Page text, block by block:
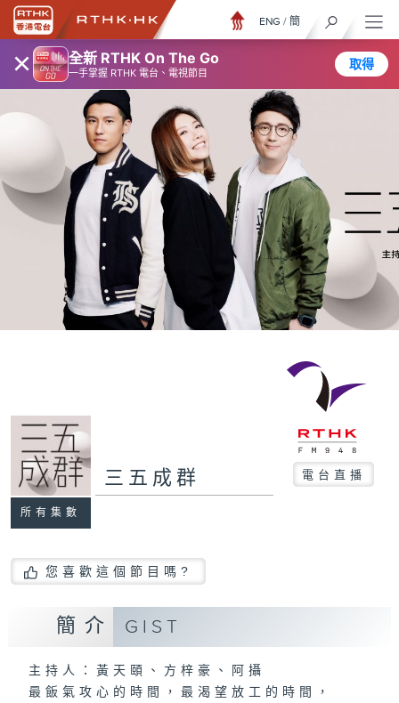
× 全新 RTHK On The Go
一手掌握 RTHK 電台、電視節目
取得
ENG / 簡
所有集數
三五成群 電台直播
您喜歡這個節目嗎?
簡介 GIST
主持人：黃天頤、方梓豪、阿攝
最飯氣攻心的時間，最渴望放工的時間，